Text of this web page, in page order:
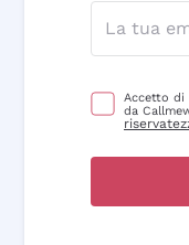
Accetto di
da